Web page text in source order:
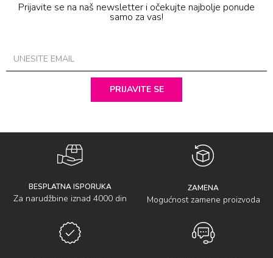
Prijavite se na naš newsletter i očekujte najbolje ponude
samo za vas!
PRIJAVITE SE
BESPLATNA ISPORUKA
Za narudžbine iznad 4000 din
ZAMENA
Mogućnost zamene proizvoda